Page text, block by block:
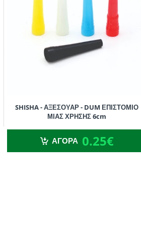
SHISHA - ΑΞΕΣΟΥΑΡ - DUM ΕΠΙΣΤΟΜΙΟ
ΜΙΑΣ ΧΡΗΣΗΣ 6cm
0.25€
ΑΓΟΡΑ 0.25€